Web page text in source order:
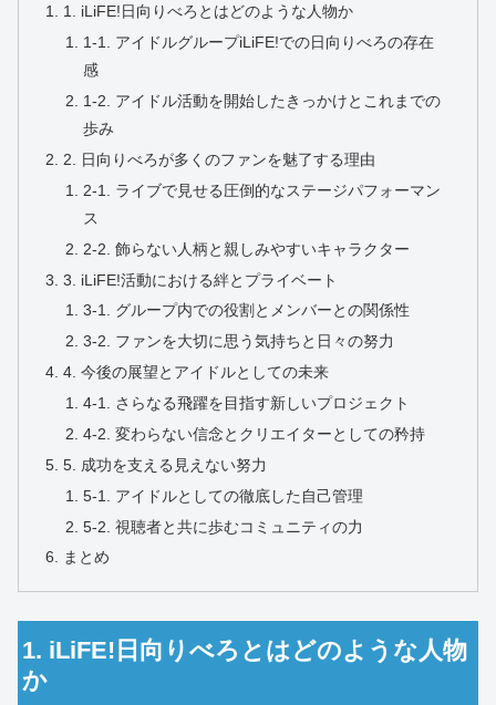
1. iLiFE!日向りべろとはどのような人物か
1-1. アイドルグループiLiFE!での日向りべろの存在
感
1-2. アイドル活動を開始したきっかけとこれまでの
歩み
2. 日向りべろが多くのファンを魅了する理由
2-1. ライブで見せる圧倒的なステージパフォーマン
ス
2-2. 飾らない人柄と親しみやすいキャラクター
3. iLiFE!活動における絆とプライベート
3-1. グループ内での役割とメンバーとの関係性
3-2. ファンを大切に思う気持ちと日々の努力
4. 今後の展望とアイドルとしての未来
4-1. さらなる飛躍を目指す新しいプロジェクト
4-2. 変わらない信念とクリエイターとしての矜持
5. 成功を支える見えない努力
5-1. アイドルとしての徹底した自己管理
5-2. 視聴者と共に歩むコミュニティの力
まとめ
1. iLiFE!日向りべろとはどのような人物
か